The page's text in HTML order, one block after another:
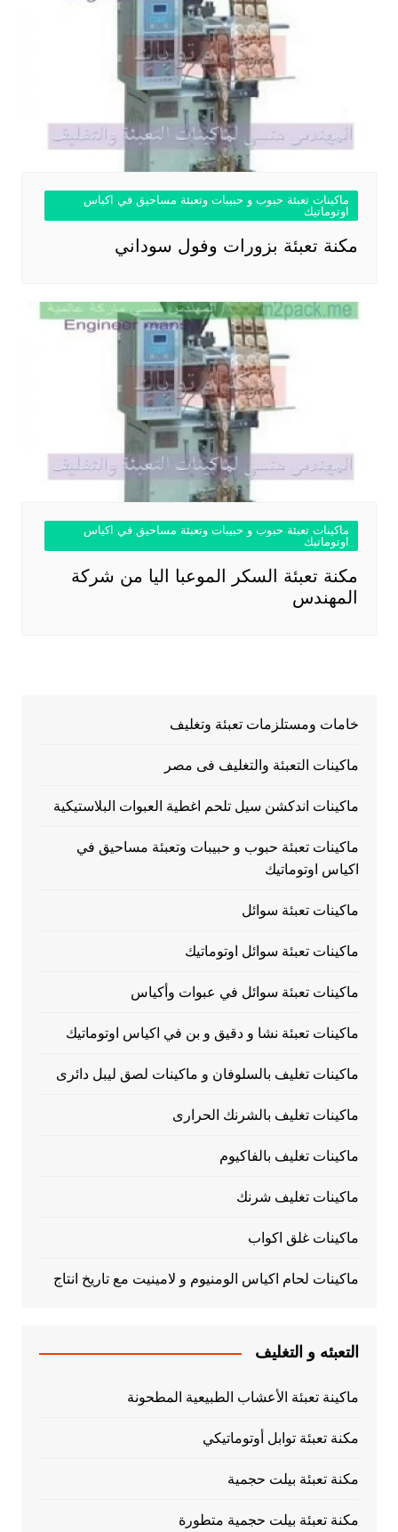
ماكينات تعبئة حبوب و حبيبات وتعبئة مساحيق في اكياس
اوتوماتيك
مكنة تعبئة بزورات وفول سوداني
ماكينات تعبئة حبوب و حبيبات وتعبئة مساحيق في اكياس
اوتوماتيك
مكنة تعبئة السكر الموعبا اليا من شركة
المهندس
خامات ومستلزمات تعبئة وتغليف
ماكينات التعبئة والتغليف فى مصر
ماكينات اندكشن سيل تلحم اغطية العبوات البلاستيكية
ماكينات تعبئة حبوب و حبيبات وتعبئة مساحيق في
اكياس اوتوماتيك
ماكينات تعبئة سوائل
ماكينات تعبئة سوائل اوتوماتيك
ماكينات تعبئة سوائل في عبوات وأكياس
ماكينات تعبئة نشا و دقيق و بن في اكياس اوتوماتيك
ماكينات تغليف بالسلوفان و ماكينات لصق ليبل دائرى
ماكينات تغليف بالشرنك الحرارى
ماكينات تغليف بالفاكيوم
ماكينات تغليف شرنك
ماكينات غلق اكواب
ماكينات لحام اكياس الومنيوم و لامينيت مع تاريخ انتاج
التعبئه و التغليف
ماكينة تعبئة الأعشاب الطبيعية المطحونة
مكنة تعبئة توابل أوتوماتيكي
مكنة تعبئة بيلت حجمية
مكنة تعبئة بيلت حجمية متطورة